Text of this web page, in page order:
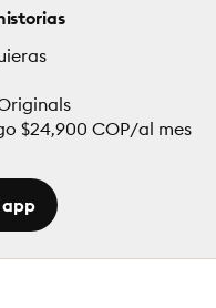
$24,900 COP/al mes
app